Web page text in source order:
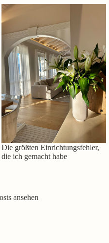
Die größten Einrichtungsfehler,
die ich gemacht habe
ansehen